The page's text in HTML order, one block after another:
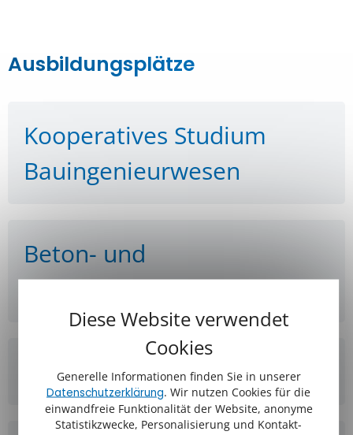
Ausbildungsplätze
Kooperatives Studium
Bauingenieurwesen
Beton- und
Stahlbetonbauer (m/w/d)
Maurer (m/w/d)
Diese Website verwendet
Cookies
Generelle Informationen finden Sie in unserer
Datenschutzerklärung. Wir nutzen Cookies für die
einwandfreie Funktionalität der Website, anonyme
Statistikzwecke, Personalisierung und Kontakt-